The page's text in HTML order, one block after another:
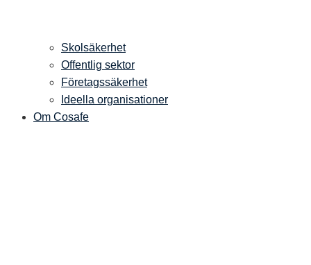
Skolsäkerhet
Offentlig sektor
Företagssäkerhet
Ideella organisationer
Om Cosafe